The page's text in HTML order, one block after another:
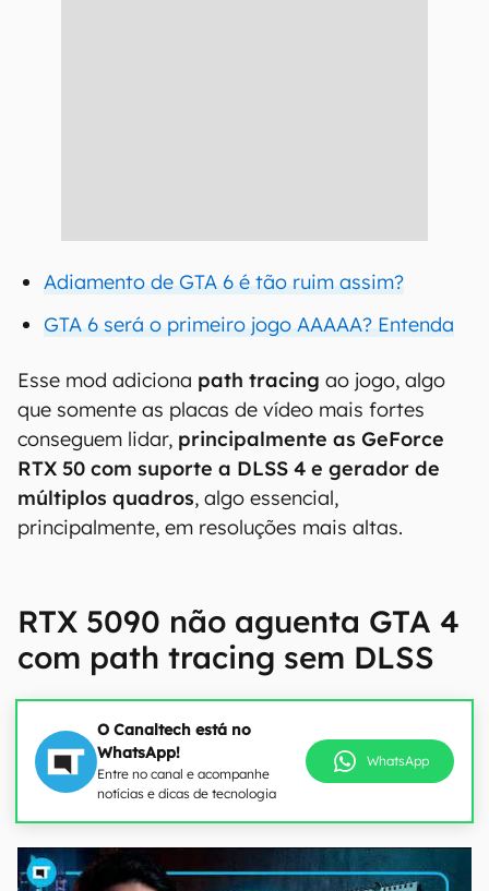
Adiamento de GTA 6 é tão ruim assim?
GTA 6 será o primeiro jogo AAAAA? Entenda
Esse mod adiciona path tracing ao jogo, algo
que somente as placas de vídeo mais fortes
conseguem lidar, principalmente as GeForce
RTX 50 com suporte a DLSS 4 e gerador de
múltiplos quadros, algo essencial,
principalmente, em resoluções mais altas.
RTX 5090 não aguenta GTA 4
com path tracing sem DLSS
O Canaltech está no
WhatsApp!
Entre no canal e acompanhe
notícias e dicas de tecnologia
WhatsApp